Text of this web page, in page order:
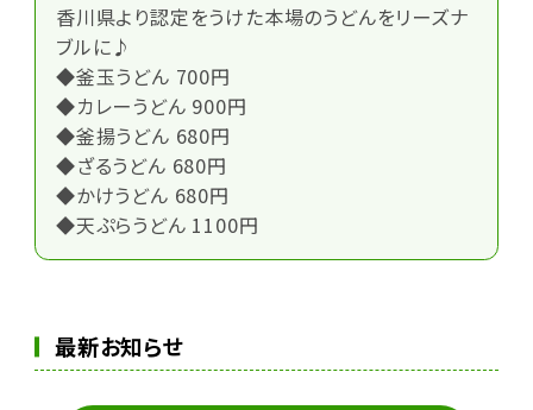
香川県より認定をうけた本場のうどんをリーズナ
ブルに♪
◆釜玉うどん 700円
◆カレーうどん 900円
◆釜揚うどん 680円
◆ざるうどん 680円
◆かけうどん 680円
◆天ぷらうどん 1100円
最新お知らせ